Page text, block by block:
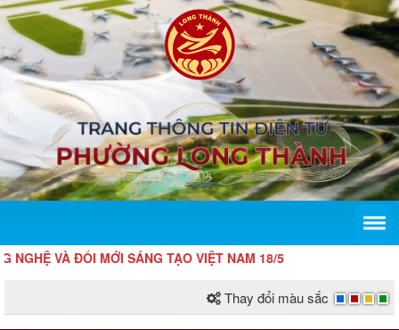
ĐỔI MỚI SÁNG TẠO VIỆT NAM 18/5
Thay đổi màu sắc